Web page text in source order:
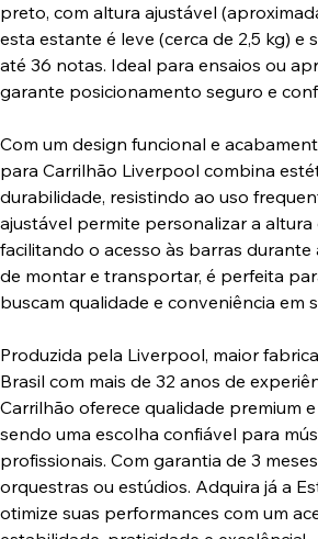
preto, com altura ajustável
esta estante é leve (cerca de 2,5 kg) e
até 36 notas. Ideal para ensaios ou
garante posicionamento seguro e
Com um design funcional e
para Carrilhão Liverpool combina
durabilidade, resistindo ao uso
ajustável permite personalizar a altura
facilitando o acesso às barras durante
de montar e transportar, é perfeita
buscam qualidade e conveniência em
Produzida pela Liverpool, maior
Brasil com mais de 32 anos de
Carrilhão oferece qualidade premium
sendo uma escolha confiável para
profissionais. Com garantia de 3
orquestras ou estúdios. Adquira já a
otimize suas performances com um